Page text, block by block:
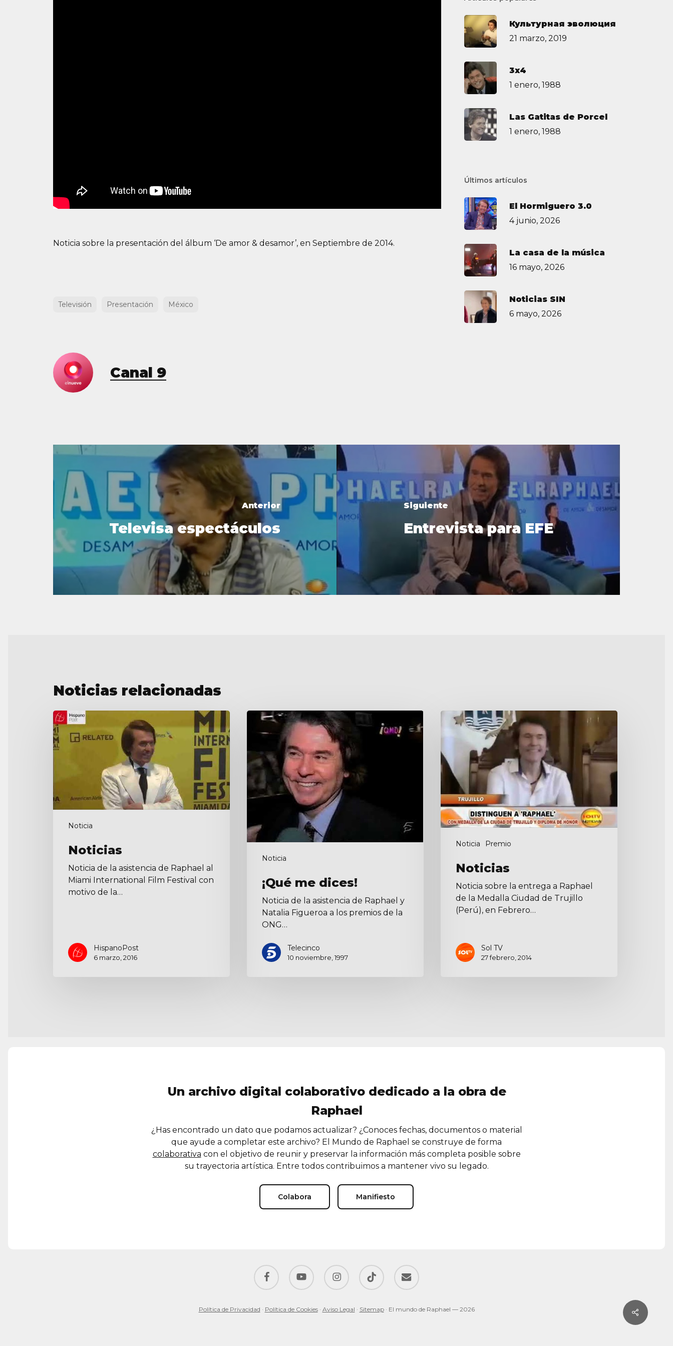
Noticia sobre la presentación del álbum ‘De amor & desamor’, en Septiembre de 2014.
Televisión Presentación México
Canal 9
Культурная эволюция
21 marzo, 2019
3х4
1 enero, 1988
Las Gatitas de Porcel
1 enero, 1988
Últimos artículos
El Hormiguero 3.0
4 junio, 2026
La casa de la música
16 mayo, 2026
Noticias SIN
6 mayo, 2026
Anterior
Televisa espectáculos
Siguiente
Entrevista para EFE
Noticias relacionadas
Noticia
Noticias
Noticias
Noticia de la asistencia de Raphael al
Miami International Film Festival con
motivo de la…
HispanoPost
6 marzo, 2016
Noticia
¡Qué
¡Qué me dices!
Noticia de la asistencia de Raphael y
Natalia Figueroa a los premios de la
ONG…
Telecinco
10 noviembre, 1997
Noticia Premio
Noticias
Noticias
Noticia sobre la entrega a Raphael
de la Medalla Ciudad de Trujillo
(Perú), en Febrero…
Sol TV
27 febrero, 2014
Share
Un archivo digital colaborativo dedicado a la obra de
Raphael
¿Has encontrado un dato que podamos actualizar? ¿Conoces fechas, documentos o material
que ayude a completar este archivo? El Mundo de Raphael se construye de forma
colaborativa con el objetivo de reunir y preservar la información más completa posible sobre
su trayectoria artística. Entre todos contribuimos a mantener vivo su legado.
Colabora Manifiesto
facebook youtube instagram tiktok email
Política de Privacidad · Política de Cookies· Aviso Legal · Sitemap· El mundo de Raphael — 2026